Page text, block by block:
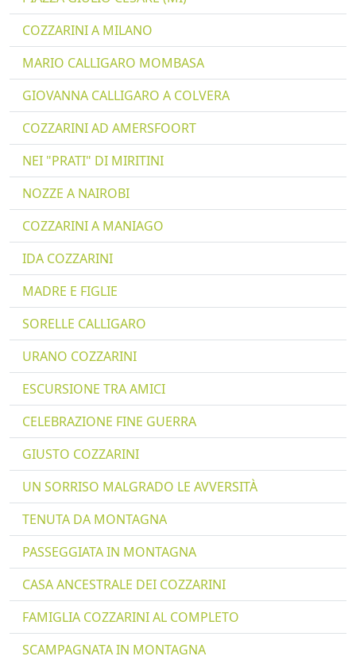
COZZARINI A MILANO
MARIO CALLIGARO MOMBASA
GIOVANNA CALLIGARO A COLVERA
COZZARINI AD AMERSFOORT
NEI "PRATI" DI MIRITINI
NOZZE A NAIROBI
COZZARINI A MANIAGO
IDA COZZARINI
MADRE E FIGLIE
SORELLE CALLIGARO
URANO COZZARINI
ESCURSIONE TRA AMICI
CELEBRAZIONE FINE GUERRA
GIUSTO COZZARINI
UN SORRISO MALGRADO LE AVVERSITÀ
TENUTA DA MONTAGNA
PASSEGGIATA IN MONTAGNA
CASA ANCESTRALE DEI COZZARINI
FAMIGLIA COZZARINI AL COMPLETO
SCAMPAGNATA IN MONTAGNA